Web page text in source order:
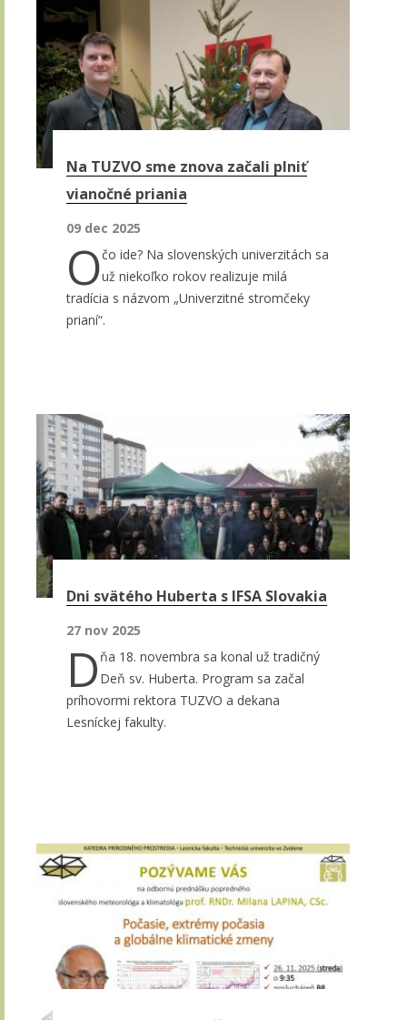
Na TUZVO sme znova začali plniť
vianočné priania
09 dec 2025
Očo ide? Na slovenských univerzitách sa
už niekoľko rokov realizuje milá
tradícia s názvom „Univerzitné stromčeky
prianí“.
Dni svätého Huberta s IFSA Slovakia
27 nov 2025
D ňa 18. novembra sa konal už tradičný
Deň sv. Huberta. Program sa začal
príhovormi rektora TUZVO a dekana
Lesníckej fakulty.
Stránky